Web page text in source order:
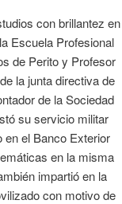
con brillantez en
Escuela Profesional
de Perito y Profesor
la junta directiva de
de la Sociedad
su servicio militar
en el Banco Exterior
en la misma
impartió en la
con motivo de